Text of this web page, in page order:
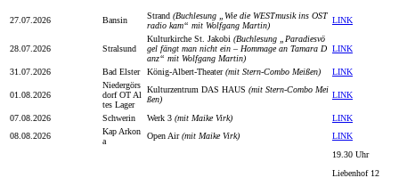
27.07.2026 Bansin Strand (Buchlesung „Wie die WESTmusik ins OST
radio kam“ mit Wolfgang Martin)
LINK
28.07.2026 Stralsund
Kulturkirche St. Jakobi (Buchlesung „Paradiesvö
gel fängt man nicht ein – Hommage an Tamara D
anz“ mit Wolfgang Martin)
LINK
31.07.2026 Bad Elster König-Albert-Theater(mit Stern-Combo Meißen) LINK
01.08.2026
Niedergörs
dorf OT Al
tes Lager
Kulturzentrum DAS HAUS (mit Stern-Combo Mei
ßen)
LINK
07.08.2026 Schwerin Werk 3 (mit Maike Virk)
LINK
08.08.2026
Kap Arkon
a
Open Air(mit Maike Virk) LINK
19.30 Uhr
Liebenhof 12